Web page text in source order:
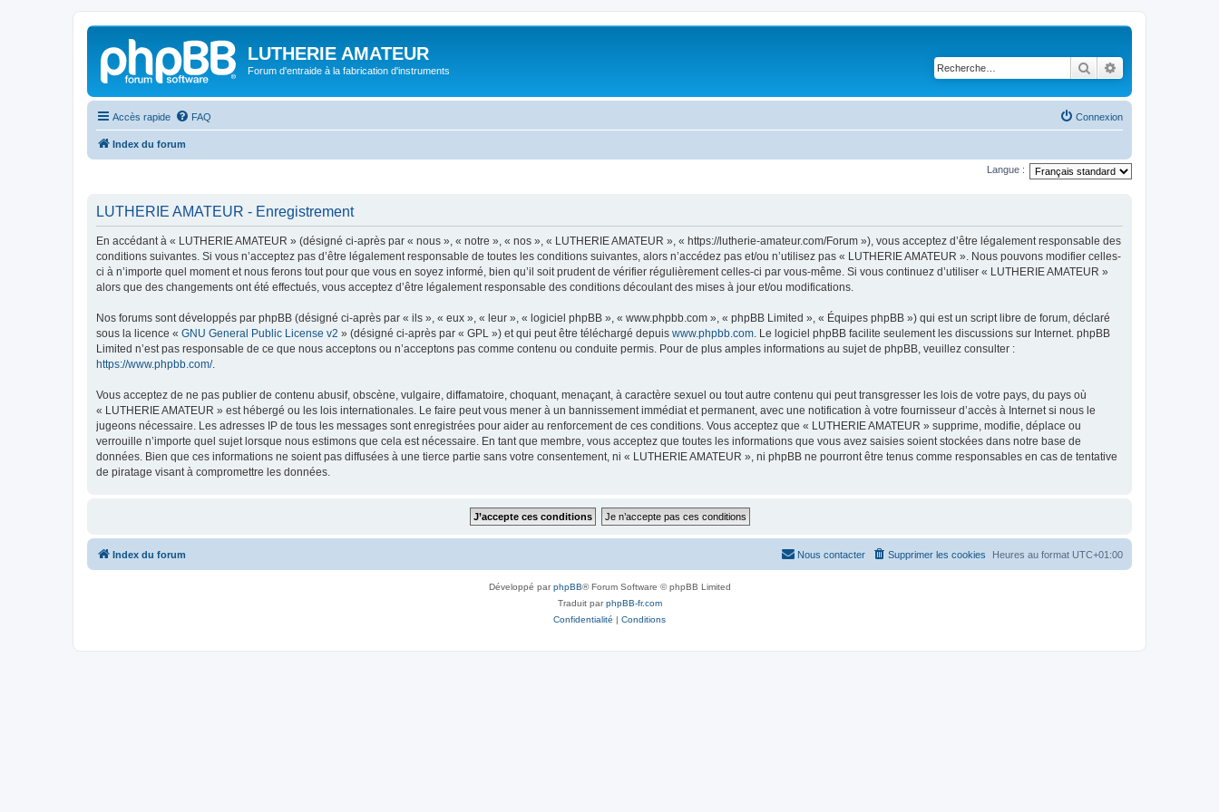
LUTHERIE AMATEUR
Forum d'entraide à la fabrication d'instruments Rechercher
Accès rapide FAQ Connexion
Index du forum
Langue :
LUTHERIE AMATEUR - Enregistrement
En accédant à « LUTHERIE AMATEUR » (désigné ci-après par « nous », « notre », « nos », « LUTHERIE AMATEUR », « https://lutherie-amateur.com/Forum »), vous acceptez d’être légalement responsable des
conditions suivantes. Si vous n’acceptez pas d’être légalement responsable de toutes les conditions suivantes, alors n’accédez pas et/ou n’utilisez pas « LUTHERIE AMATEUR ». Nous pouvons modifier celles-
ci à n’importe quel moment et nous ferons tout pour que vous en soyez informé, bien qu’il soit prudent de vérifier régulièrement celles-ci par vous-même. Si vous continuez d’utiliser « LUTHERIE AMATEUR »
alors que des changements ont été effectués, vous acceptez d’être légalement responsable des conditions découlant des mises à jour et/ou modifications.
Nos forums sont développés par phpBB (désigné ci-après par « ils », « eux », « leur », « logiciel phpBB », « www.phpbb.com », « phpBB Limited », « Équipes phpBB ») qui est un script libre de forum, déclaré
sous la licence « GNU General Public License v2 » (désigné ci-après par « GPL ») et qui peut être téléchargé depuis www.phpbb.com. Le logiciel phpBB facilite seulement les discussions sur Internet. phpBB
Limited n’est pas responsable de ce que nous acceptons ou n’acceptons pas comme contenu ou conduite permis. Pour de plus amples informations au sujet de phpBB, veuillez consulter :
https://www.phpbb.com/.
Vous acceptez de ne pas publier de contenu abusif, obscène, vulgaire, diffamatoire, choquant, menaçant, à caractère sexuel ou tout autre contenu qui peut transgresser les lois de votre pays, du pays où
« LUTHERIE AMATEUR » est hébergé ou les lois internationales. Le faire peut vous mener à un bannissement immédiat et permanent, avec une notification à votre fournisseur d’accès à Internet si nous le
jugeons nécessaire. Les adresses IP de tous les messages sont enregistrées pour aider au renforcement de ces conditions. Vous acceptez que « LUTHERIE AMATEUR » supprime, modifie, déplace ou
verrouille n’importe quel sujet lorsque nous estimons que cela est nécessaire. En tant que membre, vous acceptez que toutes les informations que vous avez saisies soient stockées dans notre base de
données. Bien que ces informations ne soient pas diffusées à une tierce partie sans votre consentement, ni « LUTHERIE AMATEUR », ni phpBB ne pourront être tenus comme responsables en cas de tentative
de piratage visant à compromettre les données.
Index du forum Heures au format UTC+01:00
Supprimer les cookies
Nous contacter
Développé parphpBB® Forum Software © phpBB Limited
Traduit parphpBB-fr.com
Confidentialité | Conditions